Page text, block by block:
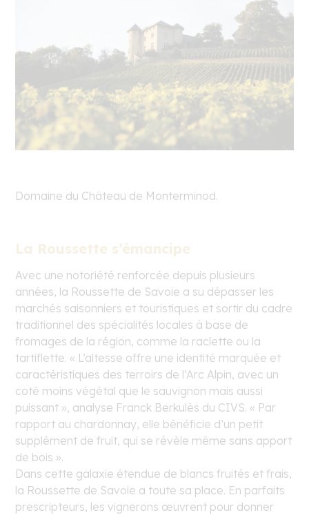
Domaine du Château de Monterminod.
La Roussette s’émancipe
Avec une notoriété renforcée depuis plusieurs
années, la Roussette de Savoie a su dépasser les
marchés saisonniers et touristiques et sortir du cadre
traditionnel des spécialités locales à base de
fromages de la région, comme la raclette ou la
tartiflette. « L’altesse offre une identité marquée et
caractéristiques des terroirs de l’Arc Alpin, avec un
coté moins végétal que le sauvignon mais aussi
puissant », analyse Franck Berkulès du CIVS. « Par
rapport au chardonnay, elle bénéficie d’un petit
supplément de fruit, qui se révèle même sans apport
de bois ».
Dans cette galaxie étendue de blancs fruités et frais,
la Roussette de Savoie a toute sa place. En parfaits
prescripteurs, les vignerons œuvrent pour donner